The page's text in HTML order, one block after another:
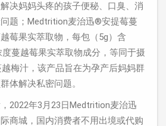
决妈妈头疼的孩子便秘、口臭、消
题；Medtrition麦治迅®安提莓蔓
莓果实萃取物，每包（5g）含
度蔓越莓果实萃取物成分，等同于摄
梅汁，该产品旨在为孕产后妈妈群
体解决私密问题。
2022年3月23日Medtrition麦治迅
商城，国内消费者不用出境或代购